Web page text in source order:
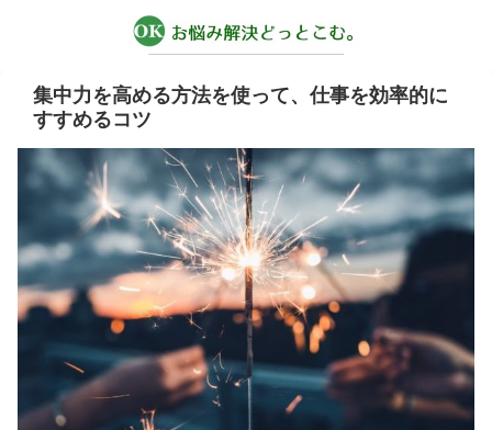
集中力を高める方法を使って、仕事を効率的に
すすめるコツ